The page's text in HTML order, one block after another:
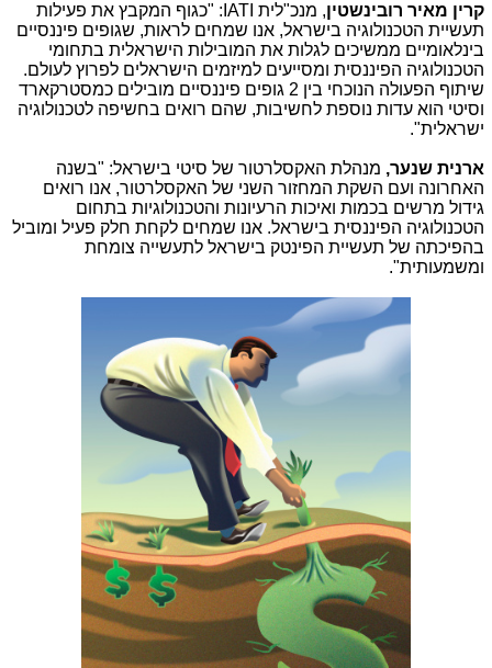
קרין מאיר רובינשטין, מנכ"לית IATI : "כגוף המקבץ את פעילות
תעשיית הטכנולוגיה בישראל, אנו שמחים לראות, שגופים פיננסיים
בינלאומיים ממשיכים לגלות את המובילות הישראלית בתחומי
הטכנולוגיה הפיננסית ומסייעים למיזמים הישראלים לפרוץ לעולם.
שיתוף הפעולה הנוכחי בין 2 גופים פיננסיים מובילים כמסטרקארד
וסיטי הוא עדות נוספת לחשיבות, שהם רואים בחשיפה לטכנולוגיה
ישראלית".
ארנית שנער, מנהלת האקסלרטור של סיטי בישראל: "בשנה
האחרונה ועם השקת המחזור השני של האקסלרטור, אנו רואים
גידול מרשים בכמות ואיכות הרעיונות והטכנולוגיות בתחום
הטכנולוגיה הפיננסית בישראל. אנו שמחים לקחת חלק פעיל ומוביל
בהפיכתה של תעשיית הפינטק בישראל לתעשייה צומחת
ומשמעותית".